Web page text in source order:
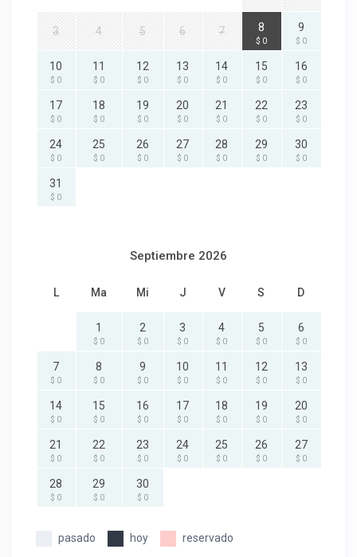
3 4 5 6 7 8
$ 0
9
$ 0
10
$ 0
11
$ 0
12
$ 0
13
$ 0
14
$ 0
15
$ 0
16
$ 0
17
$ 0
18
$ 0
19
$ 0
20
$ 0
21
$ 0
22
$ 0
23
$ 0
24
$ 0
25
$ 0
26
$ 0
27
$ 0
28
$ 0
29
$ 0
30
$ 0
31
$ 0
Septiembre 2026
L Ma Mi J V S D
1
$ 0
2
$ 0
3
$ 0
4
$ 0
5
$ 0
6
$ 0
7
$ 0
8
$ 0
9
$ 0
10
$ 0
11
$ 0
12
$ 0
13
$ 0
14
$ 0
15
$ 0
16
$ 0
17
$ 0
18
$ 0
19
$ 0
20
$ 0
21
$ 0
22
$ 0
23
$ 0
24
$ 0
25
$ 0
26
$ 0
27
$ 0
28
$ 0
29
$ 0
30
$ 0
pasado hoy reservado